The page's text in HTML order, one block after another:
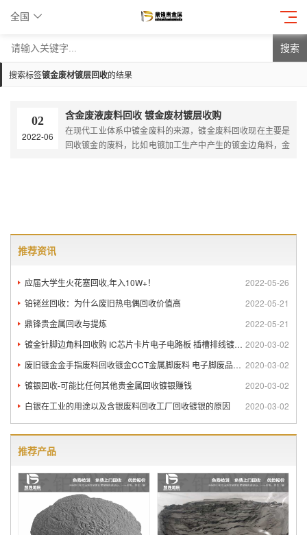
全国
搜索
搜索标签镀金废材镀层回收的结果
02
2022-06
含金废液废料回收 镀金废材镀层收购
在现代工业体系中镀金废料的来源，镀金废料回收现在主要是
回收镀金的废料，比如电镀加工生产中产生的镀金边角料，金
推荐资讯
2022-05-26
应届大学生火花塞回收,年入10W+！
2022-05-21
铂铑丝回收：为什么废旧热电偶回收价值高
2022-05-21
鼎锋贵金属回收与提炼
2020-03-02
镀金针脚边角料回收购 IC芯片卡片电子电路板 插槽排线镀金回
2020-03-02
废旧镀金金手指废料回收镀金CCT金属脚废料 电子脚废品回收
2020-03-02
镀银回收-可能比任何其他贵金属回收镀银赚钱
2020-03-02
白银在工业的用途以及含银废料回收工厂回收镀银的原因
推荐产品